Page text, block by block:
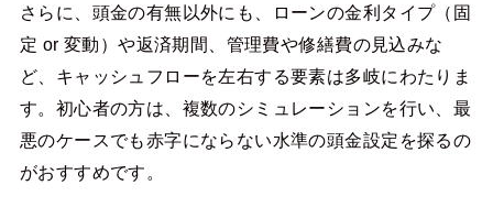
さらに、頭金の有無以外にも、ローンの金利タイプ（固
定 or 変動）や返済期間、管理費や修繕費の見込みな
ど、キャッシュフローを左右する要素は多岐にわたりま
す。初心者の方は、複数のシミュレーションを行い、最
悪のケースでも赤字にならない水準の頭金設定を探るの
がおすすめです。